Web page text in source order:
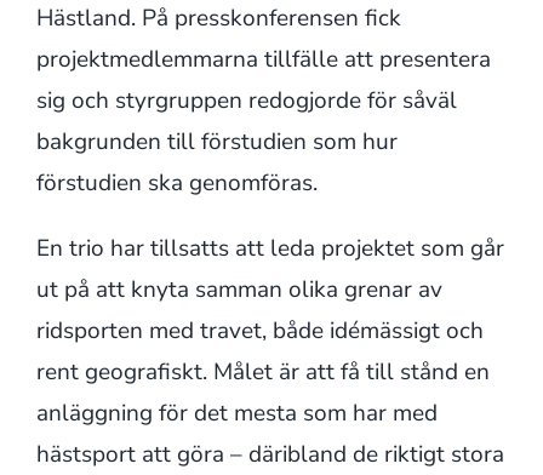
Hästland. På presskonferensen fick
projektmedlemmarna tillfälle att presentera
sig och styrgruppen redogjorde för såväl
bakgrunden till förstudien som hur
förstudien ska genomföras.
En trio har tillsatts att leda projektet som går
ut på att knyta samman olika grenar av
ridsporten med travet, både idémässigt och
rent geografiskt. Målet är att få till stånd en
anläggning för det mesta som har med
hästsport att göra – däribland de riktigt stora